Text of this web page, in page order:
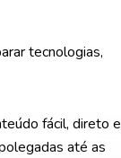
tecnologias,
fácil, direto e
até as